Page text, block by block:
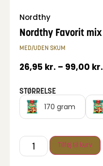
Nordthy
Nordthy Favorit mix
MED/UDEN SKUM
26,95 kr. – 99,00 kr.
STØRRELSE
170 gram
Tilføj til kurv